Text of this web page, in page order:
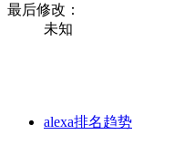
最后修改：
未知
alexa排名趋势